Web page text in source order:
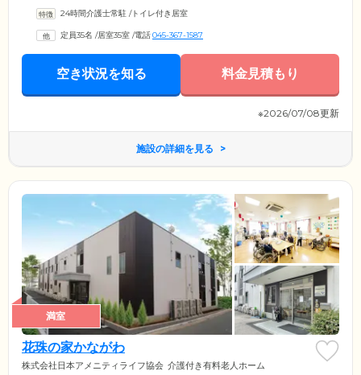
を完備。いつでもスタッフが駆けつけますので、体調が急変しやすい夜
なくつろぎと、信頼のサポートがある安心を、同時に実感していただけ
る住まいです。介護の現場で経験を積んだ頼もしいスタッフがご入居
相談ください。
24時間介護士常駐 /トイレ付き居室
定員35名 /居室35室 /電話045-367-1587
空き状況を知る 料金見積もり
※2026/07/08更新
施設の詳細を見る
満室
花珠の家かながわ
株式会社日本アメニティライフ協会 介護付き有料老人ホーム